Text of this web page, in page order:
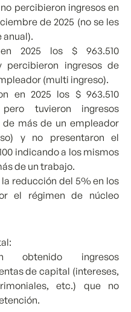
percibieron ingresos en
de 2025 (no se les
anual).
en 2025 los $ 963.510
percibieron ingresos de
(multi ingreso).
en 2025 los $ 963.510
pero tuvieron ingresos
de más de un empleador
y no presentaron el
indicando a los mismos
de un trabajo.
reducción del 5% en los
el régimen de núcleo
obtenido ingresos
de capital (intereses,
etc.) que no